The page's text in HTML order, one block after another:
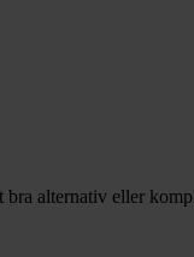
alternativ eller